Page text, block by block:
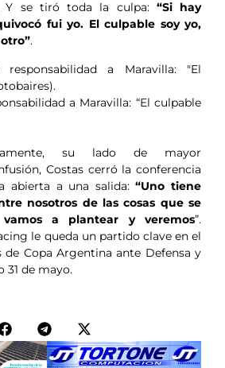
Y se tiró toda la culpa: “Si hay
fui yo. El culpable soy yo,
.
a Maravilla: “El culpable
su lado de mayor
Costas cerró la conferencia
abierta a una salida:“Uno tiene
nosotros de las cosas que se
a plantear y veremos”.
le queda un partido clave en el
de Copa Argentina ante Defensa y
31 de mayo.